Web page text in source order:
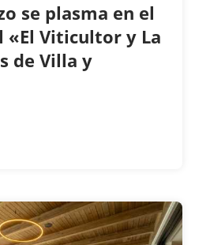
se plasma en el
«El Viticultor y La
de Villa y